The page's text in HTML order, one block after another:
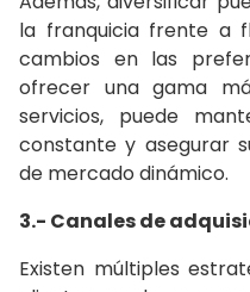
la franquicia frente a
cambios en las
ofrecer una gama
servicios, puede
constante y asegurar
de mercado dinámico.
3.- Canales de
Existen múltiples